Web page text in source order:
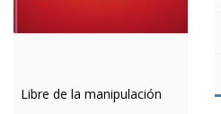
Libre de la manipulación